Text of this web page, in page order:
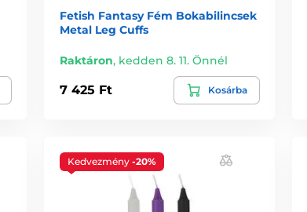
Fetish Fantasy Fém Bokabilincsek
Metal Leg Cuffs
Raktáron, kedden 8. 11. Önnél
7 425 Ft Kosárba
Kedvezmény -20%